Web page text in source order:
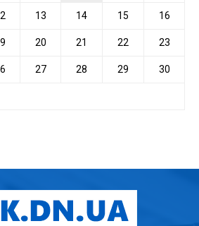
13 14 15 16
20 21 22 23
27 28 29 30